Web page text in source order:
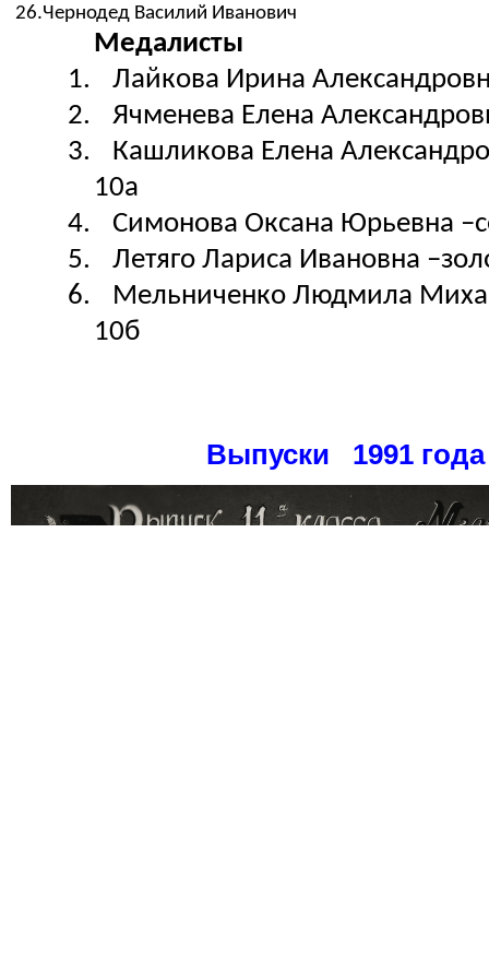
26.Чернодед Василий Иванович
Медалисты
1.
Лайкова Ирина
2.
Ячменева Елена
3.
Кашликова Елена
10а
4.
Симонова Оксана Юрьевна
5.
Летяго Лариса Ивановна
6.
Мельниченко Людмила
10б
Выпуски 1991 года